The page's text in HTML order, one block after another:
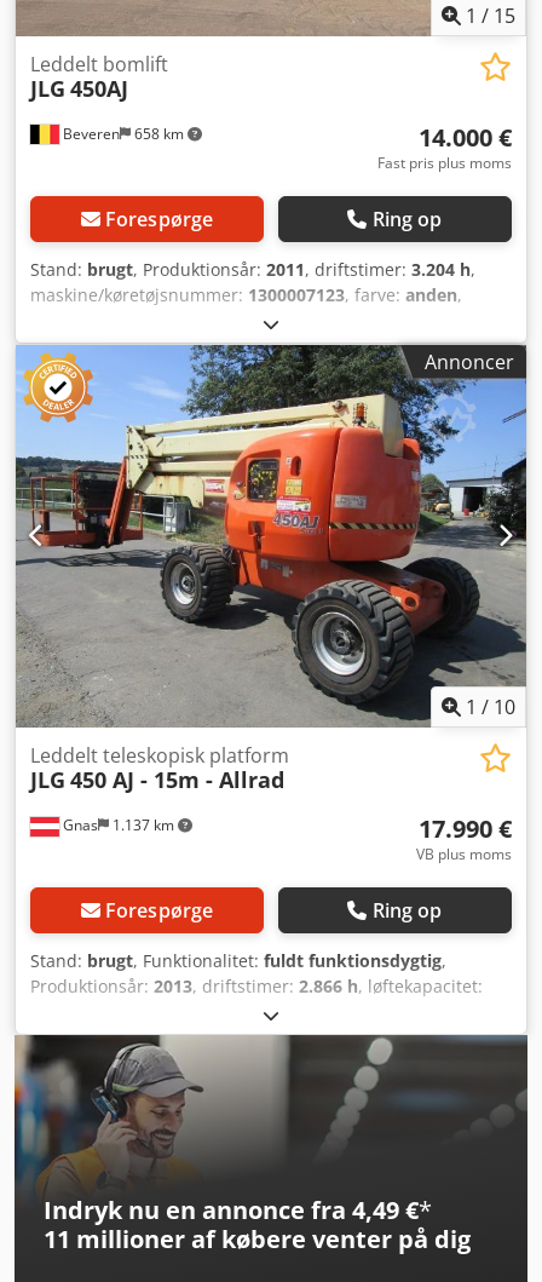
1 / 15
Beveren 658 km
Leddelt bomlift
JLG 450AJ
14.000 €
Fast pris plus moms
Forespørge Ring op
Stand: brugt, Produktionsår: 2011, driftstimer: 3.204 h,
maskine/køretøjsnummer: 1300007123, farve: anden,
, Effekt, forbrændingsmotor: 65 HK
(48 kW) Totalvægt (GVW): 7.400 kg Motortype: Deutz D2011
L04 Diesel Mast: Knækarm Arbejds højde: 1.572 cm CE-
mærke: ja Maskiner til salg! Gennemse vores hjemmeside
for et udvalg af maskiner klar til levering. Vi har flere
muligheder end dem, der er vist online, så du er
velkommen til at ringe eller sende os en e-mail når som
helst. Alle vores maskiner er fuldt servicerede og
kontrollerede for pålidelighed. Har du brug for billeder?
Bare kontakt os, så sender vi dem straks. Vi hjælper dig
gerne på hollandsk, engelsk, fransk, tysk, spansk og
russisk. Csdpfsy R Uchsx Abrjha Opdag vores brede
sortiment af pålidelige maskiner.
Annoncer
1 / 10
Gnas 1.137 km
Leddelt teleskopisk platform
JLG 450 AJ - 15m - Allrad
17.990 €
VB plus moms
Forespørge Ring op
Stand: brugt, Funktionalitet: fuldt funktionsdygtig,
Produktionsår: 2013, driftstimer: 2.866 h, løftekapacitet:
, bygningshøjde:
brændstoftype:diesel, samlet længde:6.710 mm, drivtype:
Diesel
, arms rækkevidde: 7.470 mm
, konstruktionsbredde:
2.340 mm, arbejdshøjde:
Leddelteleskoparbejdsplatform Tilstand, teknisk: god
Forhjul, type: Luft Codpfx Aozrkgcobrsha Forhjul, tilstand:
80-100 % Baghjul, type: Luft Baghjul, tilstand: 80-100 %
Beskrivelse: Leddelteleskoparbejdsplatform – – –
Selvkørende arbejdsplatform JLG 450AJ – – – Årstal: 2013 –
– – 2866 driftstimer ifølge tæller – – – Maks. arbejdshøjde:
Indryk nu en annonce fra 4,49 €*
11 millioner af købere venter på dig